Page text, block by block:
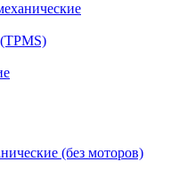
(без моторов)